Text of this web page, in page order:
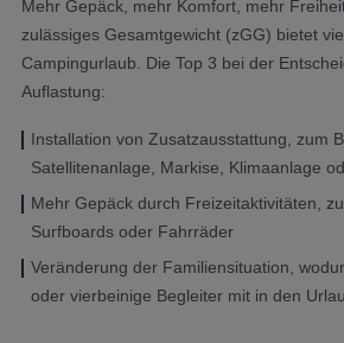
Mehr Gepäck, mehr Komfort, mehr
zulässiges Gesamtgewicht (zGG) bietet
Campingurlaub. Die Top 3 bei der
Auflastung:
Installation von Zusatzausstattung, zum
Satellitenanlage, Markise, Klimaanlage
Mehr Gepäck durch Freizeitaktivitäten,
Surfboards oder Fahrräder
Veränderung der Familiensituation,
oder vierbeinige Begleiter mit in den